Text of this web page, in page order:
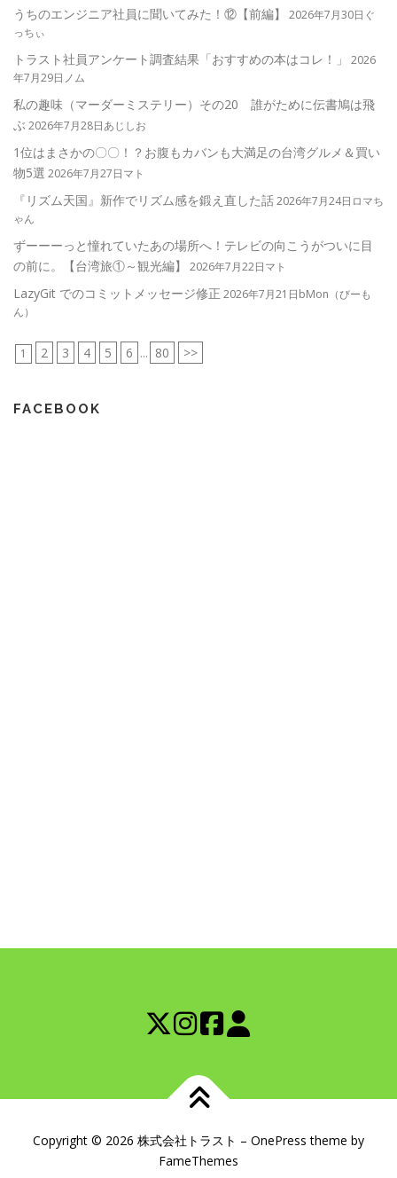
うちのエンジニア社員に聞いてみた！⑫【前編】
2026年7月30日ぐ
っちぃ
トラスト社員アンケート調査結果「おすすめの本はコレ！」
2026
年7月29日ノム
私の趣味（マーダーミステリー）その20 誰がために伝書鳩は飛
ぶ2026年7月28日あじしお
1位はまさかの〇〇！？お腹もカバンも大満足の台湾グルメ＆買い
物5選 2026年7月27日マト
『リズム天国』新作でリズム感を鍛え直した話2026年7月24日ロマち
ゃん
ずーーーっと憧れていたあの場所へ！テレビの向こうがついに目
の前に。【台湾旅①～観光編】
2026年7月22日マト
LazyGit でのコミットメッセージ修正 2026年7月21日bMon（びーも
ん）
1 2 3 4 5 6 ... 80 >>
FACEBOOK
Copyright © 2026 株式会社トラスト – OnePress theme by
FameThemes